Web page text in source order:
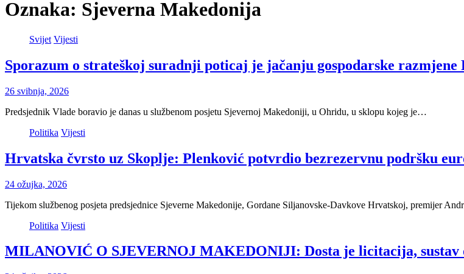
Oznaka: Sjeverna Makedonija
Svijet Vijesti
Sporazum o strateškoj suradnji poticaj je jačanju gospodarske
26 svibnja, 2026
Predsjednik Vlade boravio je danas u službenom posjetu Sjevernoj Makedoniji, u Ohridu, u sklopu kojeg je…
Politika Vijesti
Hrvatska čvrsto uz Skoplje: Plenković potvrdio bezrezervnu podršku
24 ožujka, 2026
Tijekom službenog posjeta predsjednice Sjeverne Makedonije, Gordane Siljanovske-Davkove Hrvatskoj, premijer
Politika Vijesti
MILANOVIĆ O SJEVERNOJ MAKEDONIJI: Dosta je licitacija, sustav